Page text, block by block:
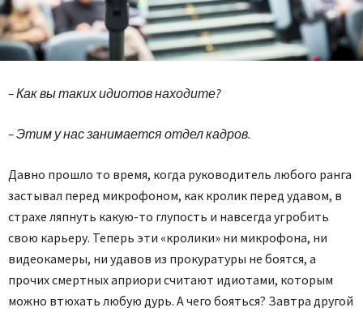
– Как вы таких идиотов находите?
– Этим у нас занимается отдел кадров.
Давно прошло то время, когда руководитель любого ранга
застывал перед микрофоном, как кролик перед удавом, в
страхе ляпнуть какую-то глупость и навсегда угробить
свою карьеру. Теперь эти «кролики» ни микрофона, ни
видеокамеры, ни удавов из прокуратуры не боятся, а
прочих смертных априори считают идиотами, которым
можно втюхать любую дурь. А чего бояться? Завтра другой